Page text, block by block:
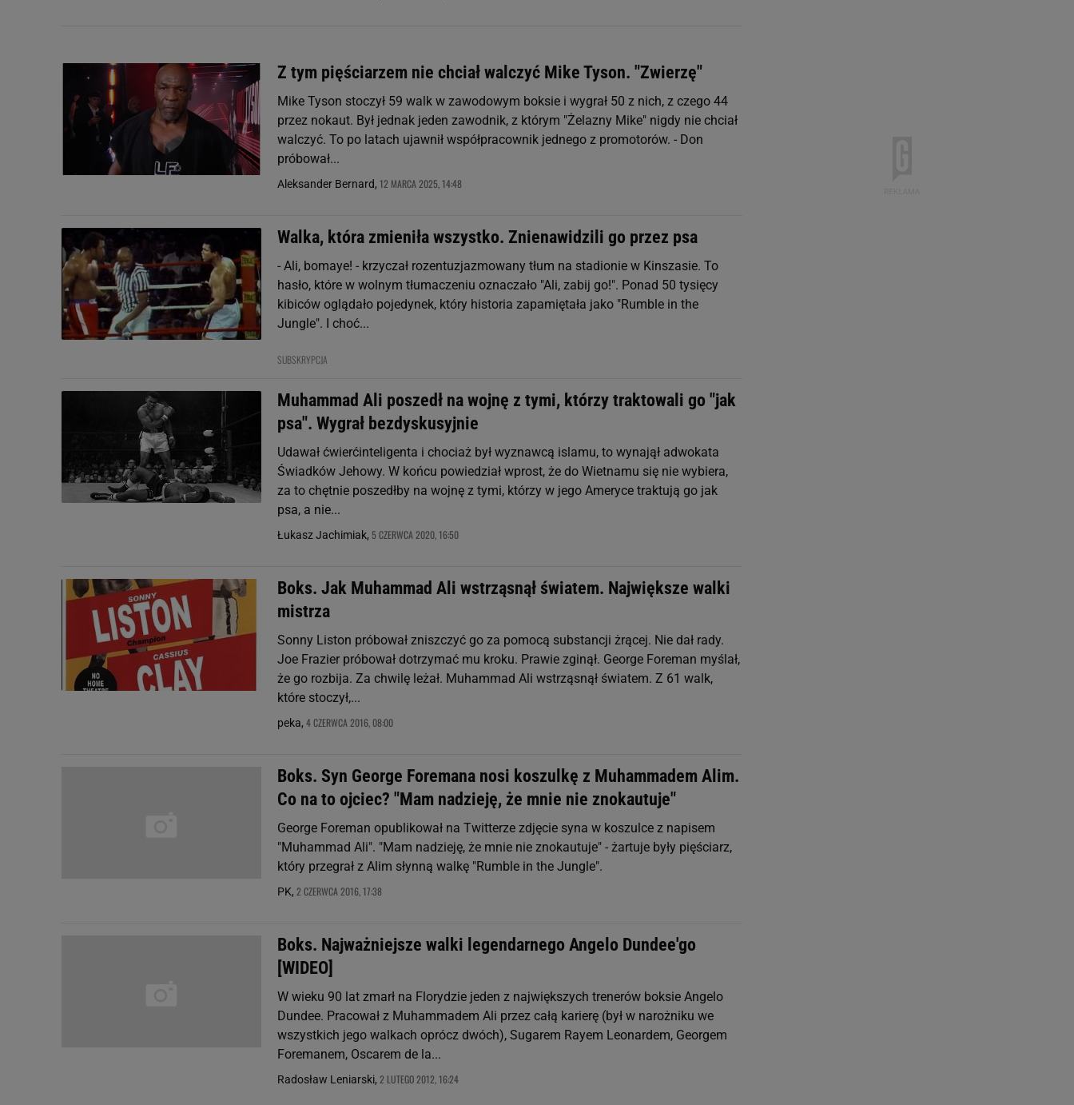
Z tym pięściarzem nie chciał walczyć Mike Tyson. "Zwierzę"
Mike Tyson stoczył 59 walk w zawodowym boksie i wygrał 50 z nich, z czego 44
przez nokaut. Był jednak jeden zawodnik, z którym "Żelazny Mike" nigdy nie chciał
walczyć. To po latach ujawnił współpracownik jednego z promotorów. - Don
próbował...
Aleksander Bernard, 12 MARCA 2025, 14:48
Walka, która zmieniła wszystko. Znienawidzili go przez psa
- Ali, bomaye! - krzyczał rozentuzjazmowany tłum na stadionie w Kinszasie. To
hasło, które w wolnym tłumaczeniu oznaczało "Ali, zabij go!". Ponad 50 tysięcy
kibiców oglądało pojedynek, który historia zapamiętała jako "Rumble in the
Jungle". I choć...
SUBSKRYPCJA
Muhammad Ali poszedł na wojnę z tymi, którzy traktowali go "jak
psa". Wygrał bezdyskusyjnie
Udawał ćwierćinteligenta i chociaż był wyznawcą islamu, to wynajął adwokata
Świadków Jehowy. W końcu powiedział wprost, że do Wietnamu się nie wybiera,
za to chętnie poszedłby na wojnę z tymi, którzy w jego Ameryce traktują go jak
psa, a nie...
Łukasz Jachimiak, 5 CZERWCA 2020, 16:50
Boks. Jak Muhammad Ali wstrząsnął światem. Największe walki
mistrza
Sonny Liston próbował zniszczyć go za pomocą substancji żrącej. Nie dał rady.
Joe Frazier próbował dotrzymać mu kroku. Prawie zginął. George Foreman myślał,
że go rozbija. Za chwilę leżał. Muhammad Ali wstrząsnął światem. Z 61 walk,
które stoczył,...
peka, 4 CZERWCA 2016, 08:00
Boks. Syn George Foremana nosi koszulkę z Muhammadem Alim.
Co na to ojciec? "Mam nadzieję, że mnie nie znokautuje"
George Foreman opublikował na Twitterze zdjęcie syna w koszulce z napisem
"Muhammad Ali". "Mam nadzieję, że mnie nie znokautuje" - żartuje były pięściarz,
który przegrał z Alim słynną walkę "Rumble in the Jungle".
PK, 2 CZERWCA 2016, 17:38
Boks. Najważniejsze walki legendarnego Angelo Dundee'go
[WIDEO]
W wieku 90 lat zmarł na Florydzie jeden z największych trenerów boksie Angelo
Dundee. Pracował z Muhammadem Ali przez całą karierę (był w narożniku we
wszystkich jego walkach oprócz dwóch), Sugarem Rayem Leonardem, Georgem
Foremanem, Oscarem de la...
Radosław Leniarski, 2 LUTEGO 2012, 16:24